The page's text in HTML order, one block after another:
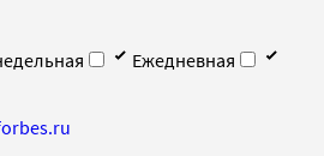
Ежедневная